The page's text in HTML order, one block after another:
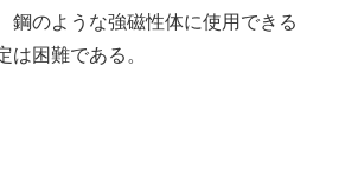
鋼のような強磁性体に使用できる
は困難である。